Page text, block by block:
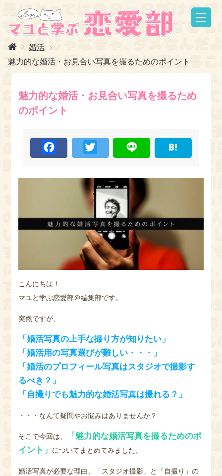
婚活
魅力的な婚活・お見合い写真を撮るためのポイント
魅力的な婚活・お見合い写真を撮るため
のポイント
F
a
c
i
e
r
n
t
こんにちは！
マユと学ぶ恋愛部＠編集部です。
突然ですが、
「婚活写真の上手な撮り方が知りたい」
「婚活用の写真選びが難しい・・・」
「婚活のプロフィール写真はスタジオで撮影す
るべき？」
「自撮りでも魅力的な婚活写真は撮れる？」
・・・なんて疑問やお悩みはありませんか？
そこで今回は、
「魅力的な婚活写真を撮るためのポ
イント」
についてまとめてみました。
婚活写真が必要な理由、「スタジオ撮影」と「自撮り」の